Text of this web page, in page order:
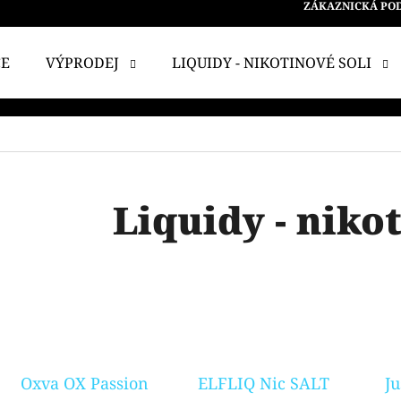
ZÁKAZNICKÁ
VÝPRODEJ LIQUIDY - NIKOTINOVÉ SOLI
Liquidy -
Oxva OX Passion
ELFLIQ Nic SALT
NAJÍT?